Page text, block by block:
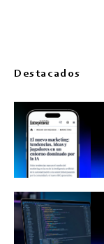
Destacados